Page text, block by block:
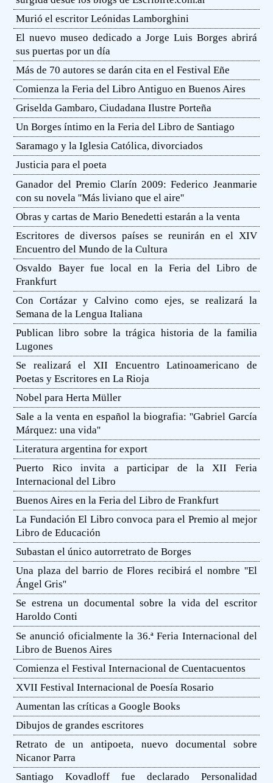
Murió el escritor Leónidas Lamborghini
El nuevo museo dedicado a Jorge Luis Borges abrirá
sus puertas por un día
Más de 70 autores se darán cita en el Festival Eñe
Comienza la Feria del Libro Antiguo en Buenos Aires
Griselda Gambaro, Ciudadana Ilustre Porteña
Un Borges íntimo en la Feria del Libro de Santiago
Saramago y la Iglesia Católica, divorciados
Justicia para el poeta
Ganador del Premio Clarín 2009: Federico Jeanmarie
con su novela ''Más liviano que el aire''
Obras y cartas de Mario Benedetti estarán a la venta
Escritores de diversos países se reunirán en el XIV
Encuentro del Mundo de la Cultura
Osvaldo Bayer fue local en la Feria del Libro de
Frankfurt
Con Cortázar y Calvino como ejes, se realizará la
Semana de la Lengua Italiana
Publican libro sobre la trágica historia de la familia
Lugones
Se realizará el XII Encuentro Latinoamericano de
Poetas y Escritores en La Rioja
Nobel para Herta Müller
Sale a la venta en español la biografia: ''Gabriel García
Márquez: una vida''
Literatura argentina for export
Puerto Rico invita a participar de la XII Feria
Internacional del Libro
Buenos Aires en la Feria del Libro de Frankfurt
La Fundación El Libro convoca para el Premio al mejor
Libro de Educación
Subastan el único autorretrato de Borges
Una plaza del barrio de Flores recibirá el nombre ''El
Ángel Gris''
Se estrena un documental sobre la vida del escritor
Haroldo Conti
Se anunció oficialmente la 36.ª Feria Internacional del
Libro de Buenos Aires
Comienza el Festival Internacional de Cuentacuentos
XVII Festival Internacional de Poesía Rosario
Aumentan las críticas a Google Books
Dibujos de grandes escritores
Retrato de un antipoeta, nuevo documental sobre
Nicanor Parra
Santiago Kovadloff fue declarado Personalidad